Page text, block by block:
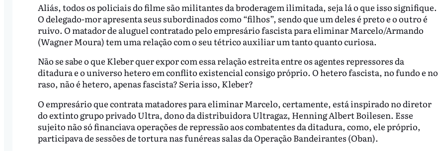
Aliás, todos os policiais do filme são militantes da broderagem ilimitada, seja lá o que isso signifique.
O delegado-mor apresenta seus subordinados como “filhos”, sendo que um deles é preto e o outro é
ruivo. O matador de aluguel contratado pelo empresário fascista para eliminar Marcelo/Armando
(Wagner Moura) tem uma relação com o seu tétrico auxiliar um tanto quanto curiosa.
Não se sabe o que Kleber quer expor com essa relação estreita entre os agentes repressores da
ditadura e o universo hetero em conflito existencial consigo próprio. O hetero fascista, no fundo e no
raso, não é hetero, apenas fascista? Seria isso, Kleber?
O empresário que contrata matadores para eliminar Marcelo, certamente, está inspirado no diretor
do extinto grupo privado Ultra, dono da distribuidora Ultragaz, Henning Albert Boilesen. Esse
sujeito não só financiava operações de repressão aos combatentes da ditadura, como, ele próprio,
participava de sessões de tortura nas funéreas salas da Operação Bandeirantes (Oban).